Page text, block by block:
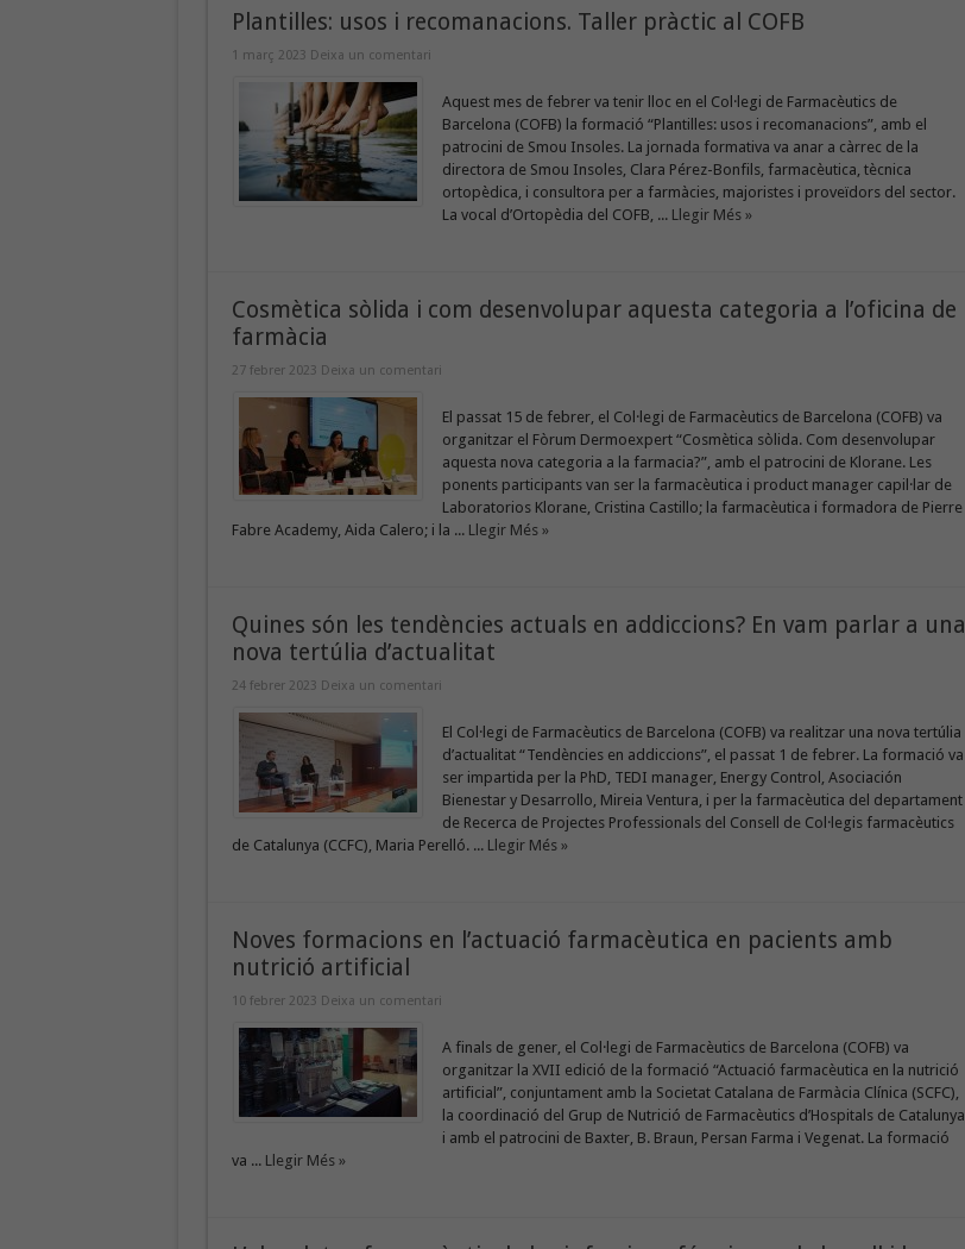
Plantilles: usos i recomanacions. Taller pràctic al COFB
1 març 2023 Deixa un comentari
Aquest mes de febrer va tenir lloc en el Col·legi de Farmacèutics de
Barcelona (COFB) la formació “Plantilles: usos i recomanacions”, amb el
patrocini de Smou Insoles. La jornada formativa va anar a càrrec de la
directora de Smou Insoles, Clara Pérez-Bonfils, farmacèutica, tècnica
ortopèdica, i consultora per a farmàcies, majoristes i proveïdors del sector.
La vocal d’Ortopèdia del COFB, ... Llegir Més »
Cosmètica sòlida i com desenvolupar aquesta categoria a l’oficina de
farmàcia
27 febrer 2023 Deixa un comentari
El passat 15 de febrer, el Col·legi de Farmacèutics de Barcelona (COFB) va
organitzar el Fòrum Dermoexpert “Cosmètica sòlida. Com desenvolupar
aquesta nova categoria a la farmacia?”, amb el patrocini de Klorane. Les
ponents participants van ser la farmacèutica i product manager capil·lar de
Laboratorios Klorane, Cristina Castillo; la farmacèutica i formadora de Pierre
Fabre Academy, Aida Calero; i la ... Llegir Més »
Quines són les tendències actuals en addiccions? En vam parlar a una
nova tertúlia d’actualitat
24 febrer 2023 Deixa un comentari
El Col·legi de Farmacèutics de Barcelona (COFB) va realitzar una nova tertúlia
d’actualitat “Tendències en addiccions”, el passat 1 de febrer. La formació va
ser impartida per la PhD, TEDI manager, Energy Control, Asociación
Bienestar y Desarrollo, Mireia Ventura, i per la farmacèutica del departament
de Recerca de Projectes Professionals del Consell de Col·legis farmacèutics
de Catalunya (CCFC), Maria Perelló. ... Llegir Més »
Noves formacions en l’actuació farmacèutica en pacients amb
nutrició artificial
10 febrer 2023 Deixa un comentari
A finals de gener, el Col·legi de Farmacèutics de Barcelona (COFB) va
organitzar la XVII edició de la formació “Actuació farmacèutica en la nutrició
artificial”, conjuntament amb la Societat Catalana de Farmàcia Clínica (SCFC),
la coordinació del Grup de Nutrició de Farmacèutics d’Hospitals de Catalunya
i amb el patrocini de Baxter, B. Braun, Persan Farma i Vegenat. La formació
va ... Llegir Més »